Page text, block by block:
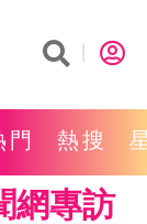
門 熱搜
網專訪